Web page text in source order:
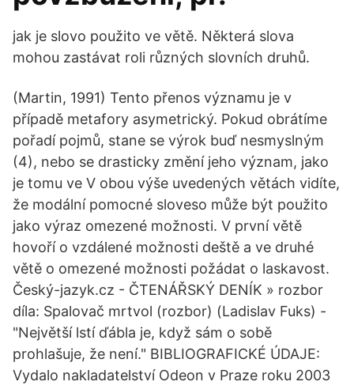
jak je slovo použito ve větě. Některá slova
mohou zastávat roli různých slovních druhů.
(Martin, 1991) Tento přenos významu je v
případě metafory asymetrický. Pokud obrátíme
pořadí pojmů, stane se výrok buď nesmyslným
(4), nebo se drasticky změní jeho význam, jako
je tomu ve V obou výše uvedených větách vidíte,
že modální pomocné sloveso může být použito
jako výraz omezené možnosti. V první větě
hovoří o vzdálené možnosti deště a ve druhé
větě o omezené možnosti požádat o laskavost.
Český-jazyk.cz - ČTENÁŘSKÝ DENÍK » rozbor
díla: Spalovač mrtvol (rozbor) (Ladislav Fuks) -
"Největší lstí ďábla je, když sám o sobě
prohlašuje, že není." BIBLIOGRAFICKÉ ÚDAJE:
Vydalo nakladatelství Odeon v Praze roku 2003